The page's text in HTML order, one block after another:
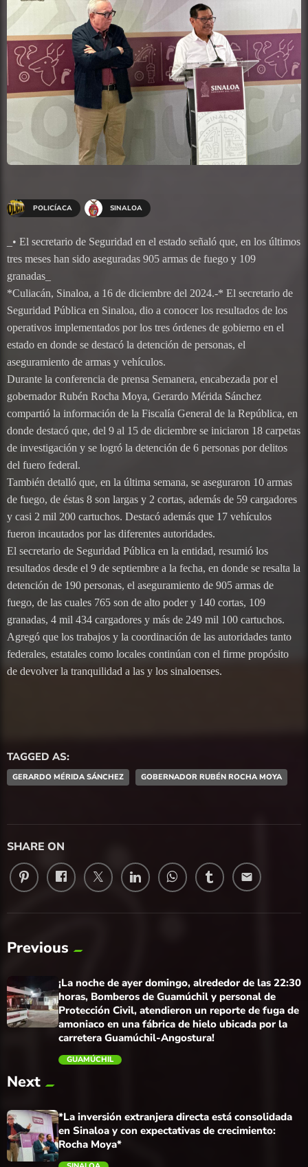
POLICÍACA SINALOA
_• El secretario de Seguridad en el estado señaló que, en los últimos
tres meses han sido aseguradas 905 armas de fuego y 109
granadas_
*Culiacán, Sinaloa, a 16 de diciembre del 2024.-* El secretario de
Seguridad Pública en Sinaloa, dio a conocer los resultados de los
operativos implementados por los tres órdenes de gobierno en el
estado en donde se destacó la detención de personas, el
aseguramiento de armas y vehículos.
Durante la conferencia de prensa Semanera, encabezada por el
gobernador Rubén Rocha Moya, Gerardo Mérida Sánchez
compartió la información de la Fiscalía General de la República, en
donde destacó que, del 9 al 15 de diciembre se iniciaron 18 carpetas
de investigación y se logró la detención de 6 personas por delitos
del fuero federal.
También detalló que, en la última semana, se aseguraron 10 armas
de fuego, de éstas 8 son largas y 2 cortas, además de 59 cargadores
y casi 2 mil 200 cartuchos. Destacó además que 17 vehículos
fueron incautados por las diferentes autoridades.
El secretario de Seguridad Pública en la entidad, resumió los
resultados desde el 9 de septiembre a la fecha, en donde se resalta la
detención de 190 personas, el aseguramiento de 905 armas de
fuego, de las cuales 765 son de alto poder y 140 cortas, 109
granadas, 4 mil 434 cargadores y más de 249 mil 100 cartuchos.
Agregó que los trabajos y la coordinación de las autoridades tanto
federales, estatales como locales continúan con el firme propósito
de devolver la tranquilidad a las y los sinaloenses.
TAGGED AS:
GERARDO MÉRIDA SÁNCHEZ GOBERNADOR RUBÉN ROCHA MOYA
SHARE ON
email
Previous
¡La noche de ayer domingo, alrededor de las 22:30
horas, Bomberos de Guamúchil y personal de
Protección Civil, atendieron un reporte de fuga de
amoniaco en una fábrica de hielo ubicada por la
carretera Guamúchil-Angostura!
GUAMÚCHIL
Next
*La inversión extranjera directa está consolidada
en Sinaloa y con expectativas de crecimiento:
Rocha Moya*